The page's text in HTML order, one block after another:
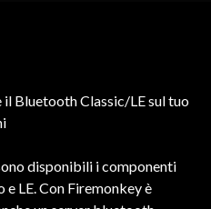
disponibili i componenti
LE. Con Firemonkey è